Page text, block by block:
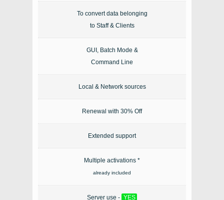
To convert data belonging
to Staff & Clients
GUI, Batch Mode &
Command Line
Local & Network sources
Renewal with 30% Off
Extended support
Multiple activations *
already included
Server use - YES